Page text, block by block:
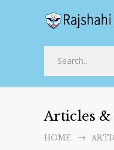
Articles &
HOME